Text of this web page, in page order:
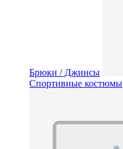
Брюки / Джинсы
Спортивные костюмы